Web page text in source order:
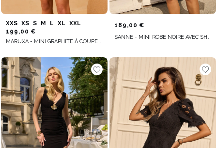
XXS XS S M L XL
XXL
199,00 €
MARUXA - MINI GRAPHITE À COUPE ASYMÉTRIQUE
189,00 €
SANNE - MINI ROBE NOIRE AVEC SHORT CACHÉ